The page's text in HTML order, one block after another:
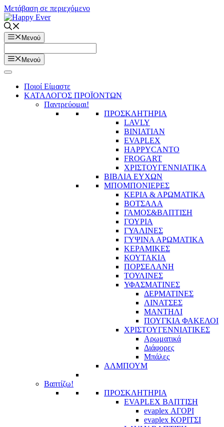
Μετάβαση σε περιεχόμενο
Μενού
Μενού
Ποιοί Είμαστε
ΚΑΤΑΛΟΓΟΣ ΠΡΟΪΟΝΤΩΝ
Παντρεύομαι!
ΠΡΟΣΚΛΗΤΗΡΙΑ
LAVLY
BINIATIAN
EVAPLEX
HAPPYCANTO
FROGART
ΧΡΙΣΤΟΥΓΕΝΝΙΑΤΙΚΑ
ΒΙΒΛΙΑ ΕΥΧΩΝ
ΜΠΟΜΠΟΝΙΕΡΕΣ
ΚΕΡΙΑ & ΑΡΩΜΑΤΙΚΑ
ΒΟΤΣΑΛΑ
ΓΑΜΟΣ&ΒΑΠΤΙΣΗ
ΓΟΥΡΙΑ
ΓΥΑΛΙΝΕΣ
ΓΥΨΙΝΑ ΑΡΩΜΑΤΙΚΑ
ΚΕΡΑΜΙΚΕΣ
ΚΟΥΤΑΚΙΑ
ΠΟΡΣΕΛΑΝΗ
ΤΟΥΛΙΝΕΣ
ΥΦΑΣΜΑΤΙΝΕΣ
ΔΕΡΜΑΤΙΝΕΣ
ΛΙΝΑΤΣΕΣ
ΜΑΝΤΗΛΙ
ΠΟΥΓΚΙΑ ΦΑΚΕΛΟΙ
ΧΡΙΣΤΟΥΓΕΝΝΙΑΤΙΚΕΣ
Αρωματικά
Διάφορες
Μπάλες
ΑΛΜΠΟΥΜ
Βαπτίζω!
ΠΡΟΣΚΛΗΤΗΡΙΑ
EVAPLEX ΒΑΠΤΙΣΗ
evaplex ΑΓΟΡΙ
evaplex ΚΟΡΙΤΣΙ